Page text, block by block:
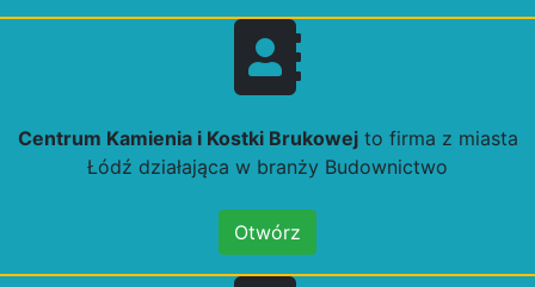
Centrum Kamienia i Kostki Brukowejto firma z miasta
Łódź działająca w branży Budownictwo
Otwórz